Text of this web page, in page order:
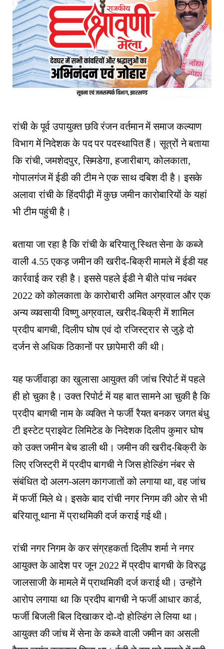
रांची के पूर्व उपायुक्त छवि रंजन वर्तमान में समाज कल्याण
विभाग में निदेशक के पद पर पदस्थापित हैं। सूत्रों ने बताया
कि रांची, जमशेदपुर, सिमडेगा, हजारीबाग, कोलकाता,
गोपालगंज में ईडी की टीम ने एक साथ दबिश दी है। इसके
अलावा रांची के हिंदपीढ़ी में कुछ जमीन कारोबारियों के यहां
भी टीम पहुंची है।
बताया जा रहा है कि रांची के बरियातू स्थित सेना के कब्जे
वाली 4.55 एकड़ जमीन की खरीद-बिक्री मामले में ईडी यह
कार्रवाई कर रही है। इससे पहले ईडी ने बीते पांच नवंबर
2022 को कोलकाता के कारोबारी अमित अग्रवाल और एक
अन्य व्यवसायी विष्णु अग्रवाल, खरीद-बिक्री में शामिल
प्रदीप बागची, दिलीप घोष एवं दो रजिस्ट्रार से जुड़े दो
दर्जन से अधिक ठिकानों पर छापेमारी की थी।
यह फर्जीवाड़ा का खुलासा आयुक्त की जांच रिपोर्ट में पहले
ही हो चुका है। उक्त रिपोर्ट में यह बात सामने आ चुकी है कि
प्रदीप बागची नाम के व्यक्ति ने फर्जी रैयत बनकर जगत बंधु
टी इस्टेट प्राइवेट लिमिटेड के निदेशक दिलीप कुमार घोष
को उक्त जमीन बेच डाली थी। जमीन की खरीद-बिक्री के
लिए रजिस्ट्री में प्रदीप बागची ने जिस होल्डिंग नंबर से
संबंधित दो अलग-अलग कागजातों को लगाया था, वह जांच
में फर्जी मिले थे। इसके बाद रांची नगर निगम की ओर से भी
बरियातू थाना में प्राथमिकी दर्ज कराई गई थी।
रांची नगर निगम के कर संग्रहकर्ता दिलीप शर्मा ने नगर
आयुक्त के आदेश पर जून 2022 में प्रदीप बागची के विरुद्ध
जालसाजी के मामले में प्राथमिकी दर्ज कराई थी। उन्होंने
आरोप लगाया था कि प्रदीप बागची ने फर्जी आधार कार्ड,
फर्जी बिजली बिल दिखाकर दो-दो होल्डिंग ले लिया था।
आयुक्त की जांच में सेना के कब्जे वाली जमीन का असली